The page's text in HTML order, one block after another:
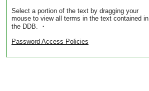
Select a portion of the text by dragging your
mouse to view all terms in the text contained in
the DDB. ・
Password Access Policies